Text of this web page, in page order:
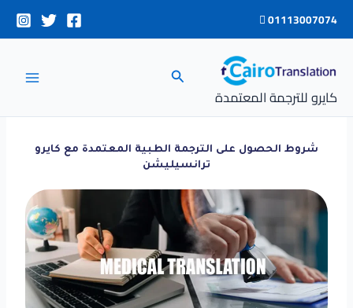
01113007074
كايرو للترجمة المعتمدة
البحث
شروط الحصول على الترجمة الطبية المعتمدة مع كايرو
ترانسيليشن